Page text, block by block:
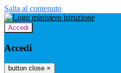
Salta al contenuto
Accedi
Accedi
button close ×